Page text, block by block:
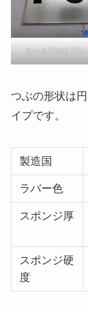
カールP3αV OX
つぶの形状は
イプです。
製造国
ラバー色
スポンジ厚
スポンジ硬
度